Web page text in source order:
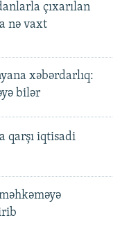
çıxarılan
nə vaxt
xəbərdarlıq:
bilər
qarşı iqtisadi